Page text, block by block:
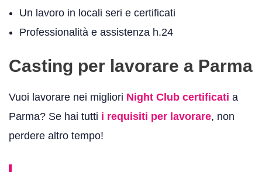
Un lavoro in locali seri e certificati
Professionalità e assistenza h.24
Casting per lavorare a Parma
Vuoi lavorare nei migliori Night Club certificati a
Parma? Se hai tutti i requisiti per lavorare, non
perdere altro tempo!